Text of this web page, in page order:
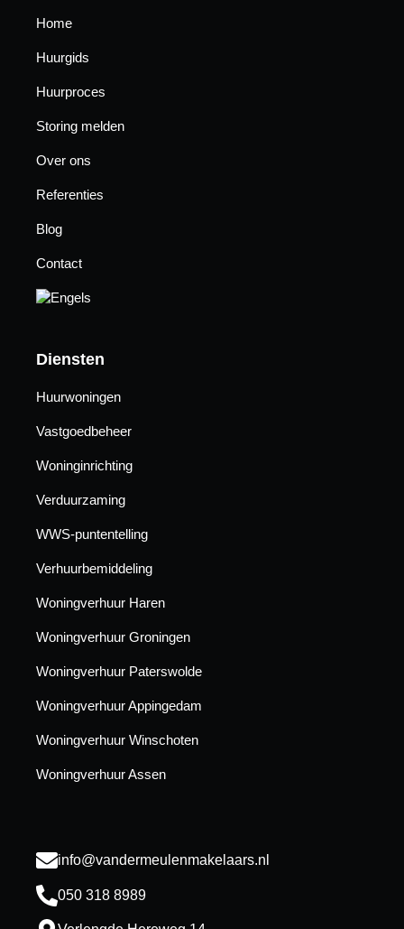
Home
Huurgids
Huurproces
Storing melden
Over ons
Referenties
Blog
Contact
Diensten
Huurwoningen
Vastgoedbeheer
Woninginrichting
Verduurzaming
WWS-puntentelling
Verhuurbemiddeling
Woningverhuur Haren
Woningverhuur Groningen
Woningverhuur Paterswolde
Woningverhuur Appingedam
Woningverhuur Winschoten
Woningverhuur Assen
info@vandermeulenmakelaars.nl
050 318 8989